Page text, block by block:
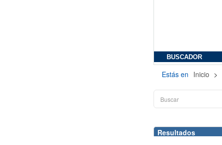
BUSCADOR
Estás en Inicio >
Resultados